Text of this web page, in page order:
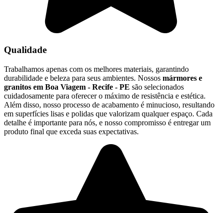
Qualidade
Trabalhamos apenas com os melhores materiais, garantindo
durabilidade e beleza para seus ambientes. Nossos mármores e
granitos em Boa Viagem - Recife - PE são selecionados
cuidadosamente para oferecer o máximo de resistência e estética.
Além disso, nosso processo de acabamento é minucioso, resultando
em superfícies lisas e polidas que valorizam qualquer espaço. Cada
detalhe é importante para nós, e nosso compromisso é entregar um
produto final que exceda suas expectativas.